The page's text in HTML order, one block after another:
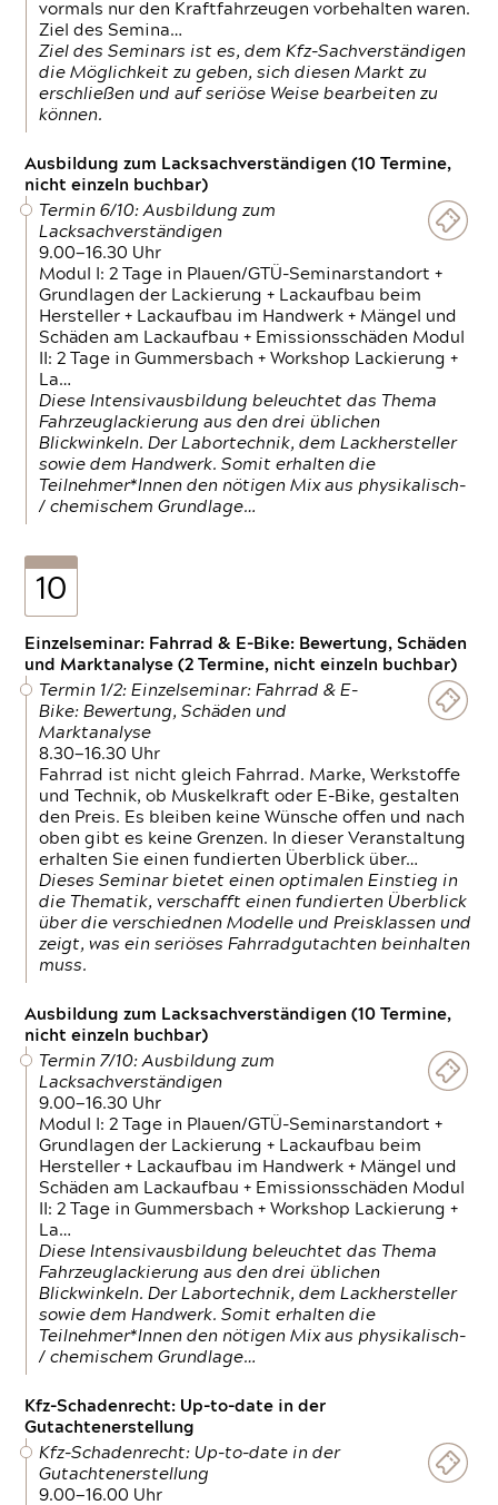
vormals nur den Kraftfahrzeugen vorbehalten waren.
Ziel des Semina…
Ziel des Seminars ist es, dem Kfz-Sachverständigen
die Möglichkeit zu geben, sich diesen Markt zu
erschließen und auf seriöse Weise bearbeiten zu
können.
Ausbildung zum Lacksachverständigen (10 Termine,
nicht einzeln buchbar)
Termin 6/10: Ausbildung zum
Lacksachverständigen
9.00—16.30 Uhr
Modul I: 2 Tage in Plauen/GTÜ-Seminarstandort +
Grundlagen der Lackierung + Lackaufbau beim
Hersteller + Lackaufbau im Handwerk + Mängel und
Schäden am Lackaufbau + Emissionsschäden Modul
II: 2 Tage in Gummersbach + Workshop Lackierung +
La…
Diese Intensivausbildung beleuchtet das Thema
Fahrzeuglackierung aus den drei üblichen
Blickwinkeln. Der Labortechnik, dem Lackhersteller
sowie dem Handwerk. Somit erhalten die
Teilnehmer*Innen den nötigen Mix aus physikalisch-
/ chemischem Grundlage…
10
Einzelseminar: Fahrrad & E-Bike: Bewertung, Schäden
und Marktanalyse (2 Termine, nicht einzeln buchbar)
Termin 1/2: Einzelseminar: Fahrrad & E-
Bike: Bewertung, Schäden und
Marktanalyse
8.30—16.30 Uhr
Fahrrad ist nicht gleich Fahrrad. Marke, Werkstoffe
und Technik, ob Muskelkraft oder E-Bike, gestalten
den Preis. Es bleiben keine Wünsche offen und nach
oben gibt es keine Grenzen. In dieser Veranstaltung
erhalten Sie einen fundierten Überblick über…
Dieses Seminar bietet einen optimalen Einstieg in
die Thematik, verschafft einen fundierten Überblick
über die verschiednen Modelle und Preisklassen und
zeigt, was ein seriöses Fahrradgutachten beinhalten
muss.
Ausbildung zum Lacksachverständigen (10 Termine,
nicht einzeln buchbar)
Termin 7/10: Ausbildung zum
Lacksachverständigen
9.00—16.30 Uhr
Modul I: 2 Tage in Plauen/GTÜ-Seminarstandort +
Grundlagen der Lackierung + Lackaufbau beim
Hersteller + Lackaufbau im Handwerk + Mängel und
Schäden am Lackaufbau + Emissionsschäden Modul
II: 2 Tage in Gummersbach + Workshop Lackierung +
La…
Diese Intensivausbildung beleuchtet das Thema
Fahrzeuglackierung aus den drei üblichen
Blickwinkeln. Der Labortechnik, dem Lackhersteller
sowie dem Handwerk. Somit erhalten die
Teilnehmer*Innen den nötigen Mix aus physikalisch-
/ chemischem Grundlage…
Kfz-Schadenrecht: Up-to-date in der
Gutachtenerstellung
Kfz-Schadenrecht: Up-to-date in der
Gutachtenerstellung
9.00—16.00 Uhr